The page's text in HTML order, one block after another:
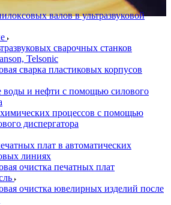
валов в ультразвуковой
сварочных станков
Telsonic
сварка пластиковых корпусов
воды и нефти с помощью силового
процессов с помощью
диспергатора
плат в автоматических
линиях
очистка печатных плат
очистка ювелирных изделий после